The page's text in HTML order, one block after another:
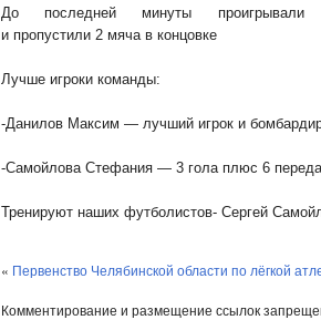
До последней минуты
и пропустили 2 мяча в концовке
Лучше игроки команды:
-Данилов Максим — лучший игрок и
-Самойлова Стефания — 3 гола плюс 6
Тренируют наших футболистов- Сергей
« Первенство Челябинской области по лёгкой
Комментирование и размещение ссылок